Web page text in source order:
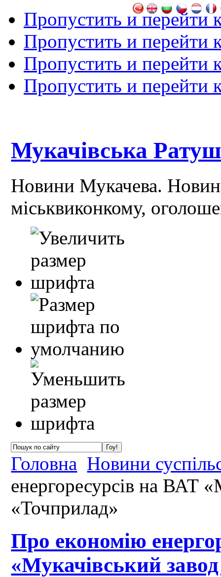
Пропустить и перейти
Пропустить и перейти
Пропустить и перейти
Пропустить и перейти
Мукачівська
Новини Мукачева.
міськвиконкому,
Головна Новини
енергоресурсів на ВАТ
«Точприлад»
Про економію
«Мукачівський